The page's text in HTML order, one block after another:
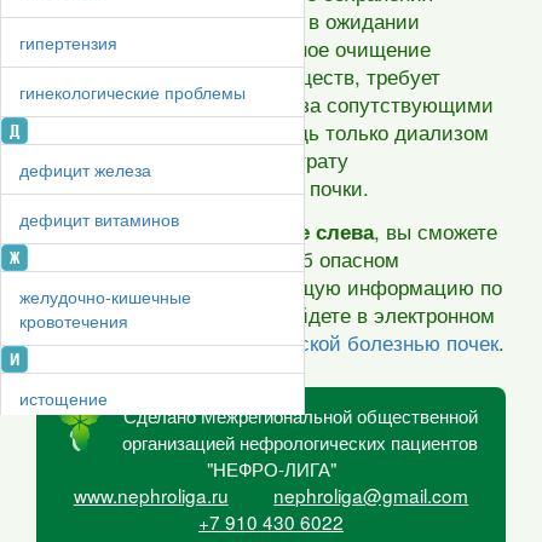
гипертензия
гинекологические проблемы
Д
дефицит железа
дефицит витаминов
Ж
желудочно-кишечные
кровотечения
И
истощение
достойного самочувствия в ожидании
трансплантации, регулярное очищение
организма от вредных веществ, требует
постоянного наблюдения за сопутствующими
опасными явлениями, ведь только диализом
нельзя компенсировать утрату
многочисленных функций почки.
Выбрав симптом
в списке слева, вы сможете
получить общие знания об опасном
симптоме, а исчерпывающую информацию по
каждому симптому вы найдете в электронном
буклетеЖизнь с хронической болезнью почек.
Сделано Межрегиональной общественной
организацией нефрологических пациентов
"НЕФРО-ЛИГА"
www.nephroliga.ru
nephroliga@gmail.com
+7 910 430 6022